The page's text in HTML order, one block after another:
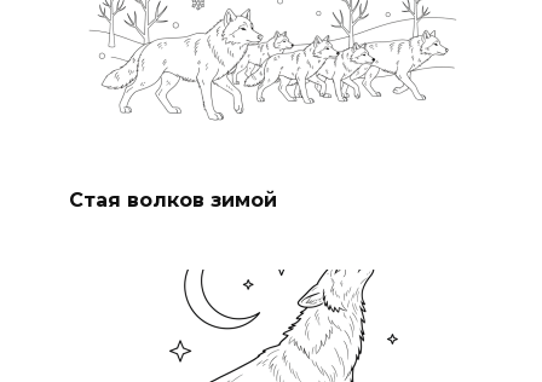
Стая волков зимой